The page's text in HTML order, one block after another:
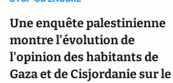
Une enquête palestinienne
montre l’évolution de
l'opinion des habitants de
Gaza et de Cisjordanie sur le